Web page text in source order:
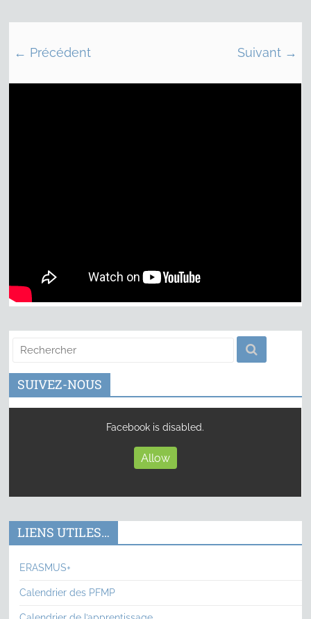
← Précédent Suivant →
SUIVEZ-NOUS
Facebook is disabled.
Allow
LIENS UTILES…
ERASMUS+
Calendrier des PFMP